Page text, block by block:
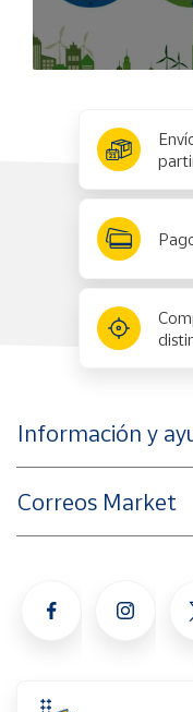
Información y
Correos Market